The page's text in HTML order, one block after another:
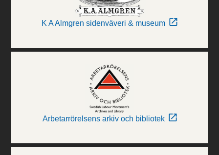
K A Almgren sidenväveri & museum
Arbetarrörelsens arkiv och bibliotek